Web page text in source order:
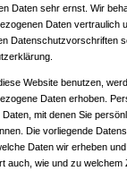
Daten sehr ernst. Wir
Daten vertraulich
Datenschutzvorschriften
Website benutzen,
Daten erhoben.
mit denen Sie
Die vorliegende
Daten wir erheben
auch, wie und zu welchem